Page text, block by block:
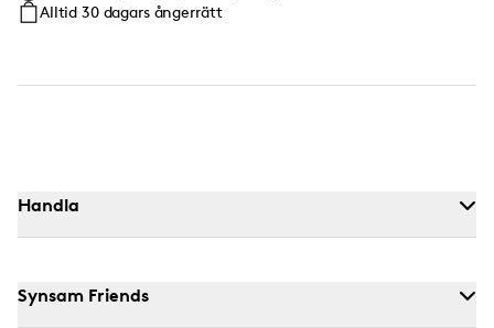
Alltid 30 dagars ångerrätt
Handla
Synsam Friends